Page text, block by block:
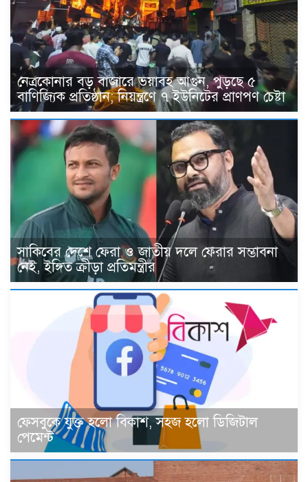
নেত্রকোনার বড় বাজারে ভয়াবহ আগুন, পুড়ছে ৫
বাণিজ্যিক প্রতিষ্ঠান; নিয়ন্ত্রণে ৭ ইউনিটের প্রাণপণ চেষ্টা
সাকিবের দেশে ফেরা ও জাতীয় দলে ফেরার সম্ভাবনা
নেই, ইঙ্গিত ক্রীড়া প্রতিমন্ত্রীর
ফেসবুকে যুক্ত হলো বিকাশ, সহজ হলো ডিজিটাল
পেমেন্ট